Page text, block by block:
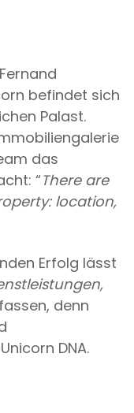
befindet sich
Palast.
das
“There are
location,
Erfolg lässt
denn
DNA.